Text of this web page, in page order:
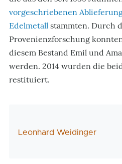
vorgeschriebenen
Edelmetall stammten. Durch
Provenienzforschung
diesem Bestand Emil und
werden. 2014 wurden die
restituiert.
AutorIn
Leonhard Weidinger